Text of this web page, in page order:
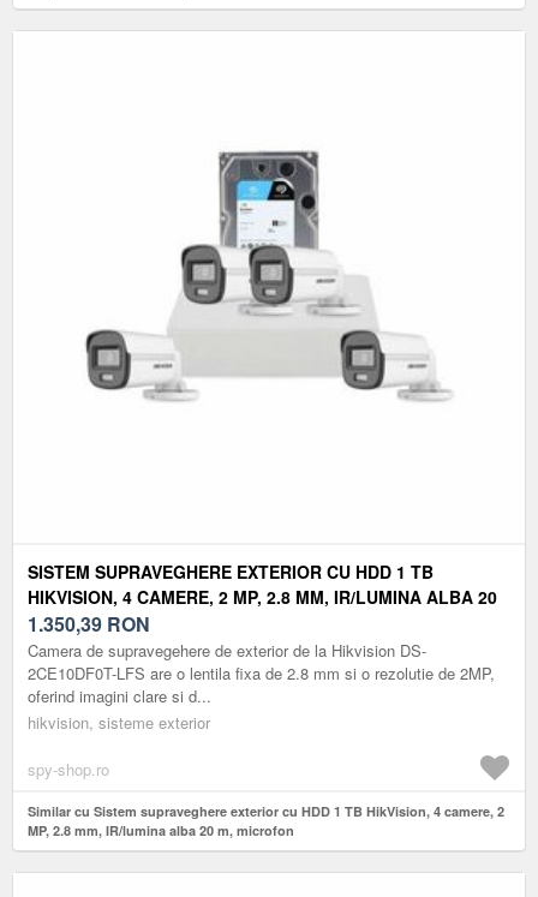
SISTEM SUPRAVEGHERE EXTERIOR CU HDD 1 TB
HIKVISION, 4 CAMERE, 2 MP, 2.8 MM, IR/LUMINA ALBA 20
M, MICROFON
1.350,39 RON
Camera de supravegehere de exterior de la Hikvision DS-
2CE10DF0T-LFS are o lentila fixa de 2.8 mm si o rezolutie de 2MP,
oferind imagini clare si d...
hikvision, sisteme exterior
spy-shop.ro
Similar cu Sistem supraveghere exterior cu HDD 1 TB HikVision, 4 camere, 2
MP, 2.8 mm, IR/lumina alba 20 m, microfon